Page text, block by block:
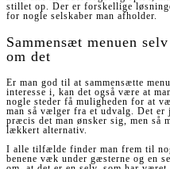
stillet op. Der er forskellige
for nogle selskaber man afholder.
Sammensæt menuen
om det
Er man god til at sammensætte
interesse i, kan det også være at
nogle steder få muligheden for at
man så vælger fra et udvalg. Det
præcis det man ønsker sig, men så
lækkert alternativ.
I alle tilfælde finder man frem til
benene væk under gæsterne og en